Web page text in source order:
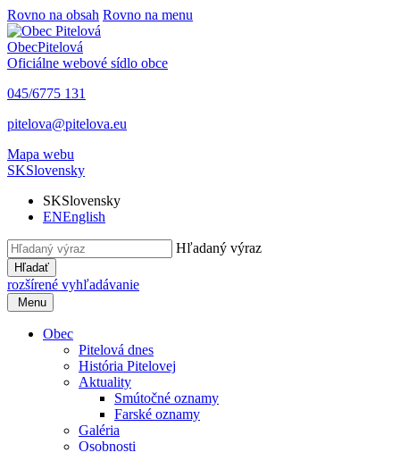
Rovno na obsah Rovno na menu
ObecPitelová
Oficiálne webové sídlo obce
045/6775 131
pitelova@pitelova.eu
Mapa webu
SKSlovensky
SKSlovensky
ENEnglish
Hľadaný výraz
Hľadať
rozšírené vyhľadávanie
Menu
Obec
Pitelová dnes
História Pitelovej
Aktuality
Smútočné oznamy
Farské oznamy
Galéria
Osobnosti